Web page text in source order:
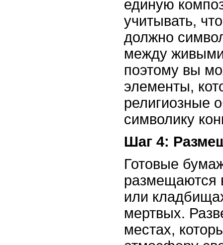
единую
учитывать,
должно
между
поэтому вы
элементы,
религиозные
символику
Шаг 4:
Готовые
размещаются
или
мертвых.
местах,